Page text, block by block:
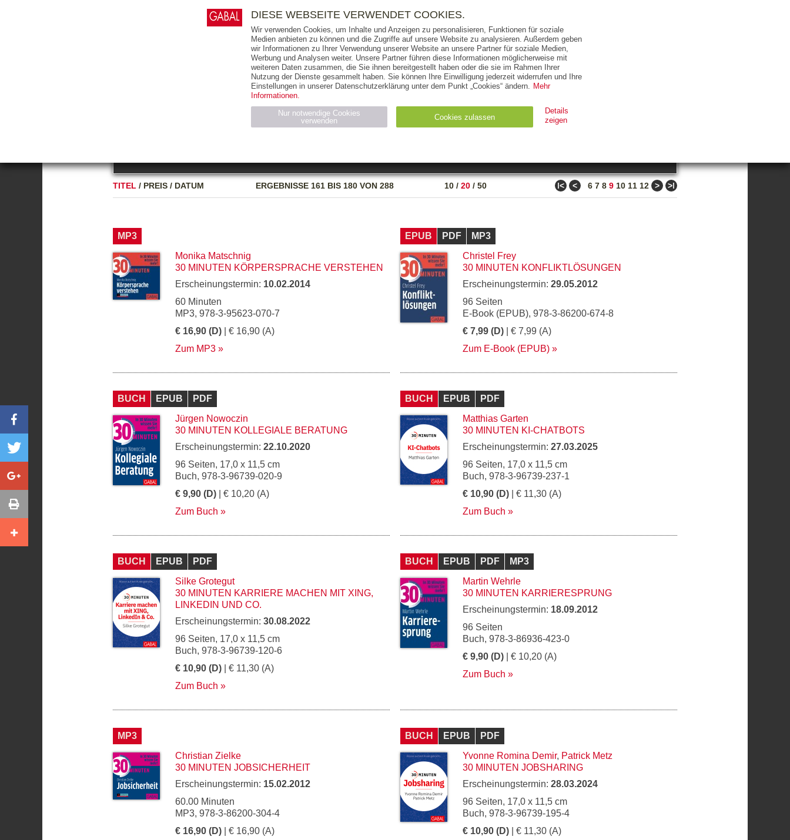
AUSGABEART AUS DER REIHE ZUM THEMA
TITEL / PREIS / DATUM ERGEBNISSE161 BIS 180 VON 288 10 / 20 / 50 ǀ< < 6 7 8 9 10 11 12 > >ǀ
MP3
Monika Matschnig
30 MINUTEN KÖRPERSPRACHE VERSTEHEN
Erscheinungstermin: 10.02.2014
60 Minuten
MP3, 978-3-95623-070-7
€ 16,90 (D) | € 16,90 (A)
Zum MP3
EPUB PDF
MP3
Christel Frey
30 MINUTEN KONFLIKTLÖSUNGEN
Erscheinungstermin: 29.05.2012
96 Seiten
E-Book (EPUB), 978-3-86200-674-8
€ 7,99 (D) | € 7,99 (A)
Zum E-Book (EPUB)
BUCH EPUB
PDF
Jürgen Nowoczin
30 MINUTEN KOLLEGIALE BERATUNG
Erscheinungstermin: 22.10.2020
96 Seiten, 17,0 x 11,5 cm
Buch, 978-3-96739-020-9
€ 9,90 (D) | € 10,20 (A)
Zum Buch
BUCH EPUB
PDF
Matthias Garten
30 MINUTEN KI-CHATBOTS
Erscheinungstermin: 27.03.2025
96 Seiten, 17,0 x 11,5 cm
Buch, 978-3-96739-237-1
€ 10,90 (D) | € 11,30 (A)
Zum Buch
BUCH EPUB
PDF
Silke Grotegut
30 MINUTEN KARRIERE MACHEN MIT XING,
LINKEDIN UND CO.
Erscheinungstermin: 30.08.2022
96 Seiten, 17,0 x 11,5 cm
Buch, 978-3-96739-120-6
€ 10,90 (D) | € 11,30 (A)
Zum Buch
BUCH EPUB PDF
MP3
Martin Wehrle
30 MINUTEN KARRIERESPRUNG
Erscheinungstermin: 18.09.2012
96 Seiten
Buch, 978-3-86936-423-0
€ 9,90 (D) | € 10,20 (A)
Zum Buch
MP3
Christian Zielke
30 MINUTEN JOBSICHERHEIT
Erscheinungstermin: 15.02.2012
60.00 Minuten
MP3, 978-3-86200-304-4
€ 16,90 (D) | € 16,90 (A)
BUCH EPUB
PDF
Yvonne Romina Demir, Patrick Metz
30 MINUTEN JOBSHARING
Erscheinungstermin: 28.03.2024
96 Seiten, 17,0 x 11,5 cm
Buch, 978-3-96739-195-4
€ 10,90 (D) | € 11,30 (A)
E-BOOKS AUDIO-CDS MP3 NON-BOOKS
THEMEN AUTOREN VERLAG
RIGHTS PRESSE HANDEL FÜR UNTERNEHMEN
DIESE WEBSEITE VERWENDET COOKIES.
Wir verwenden Cookies, um Inhalte und Anzeigen zu personalisieren, Funktionen für soziale
Medien anbieten zu können und die Zugriffe auf unsere Website zu analysieren. Außerdem geben
wir Informationen zu Ihrer Verwendung unserer Website an unsere Partner für soziale Medien,
Werbung und Analysen weiter. Unsere Partner führen diese Informationen möglicherweise mit
weiteren Daten zusammen, die Sie ihnen bereitgestellt haben oder die sie im Rahmen Ihrer
Nutzung der Dienste gesammelt haben. Sie können Ihre Einwilligung jederzeit widerrufen und Ihre
Einstellungen in unserer Datenschutzerklärung unter dem Punkt „Cookies“ ändern. Mehr
Informationen.
Nur notwendige Cookies
verwenden
Cookies zulassen
Details
zeigen
Name Anbieter Zweck Ablauf
Typ
CMS_SESSION_ID
gabal-
Wird für die Speicherung der Benutzer-Session verwendet HTTP